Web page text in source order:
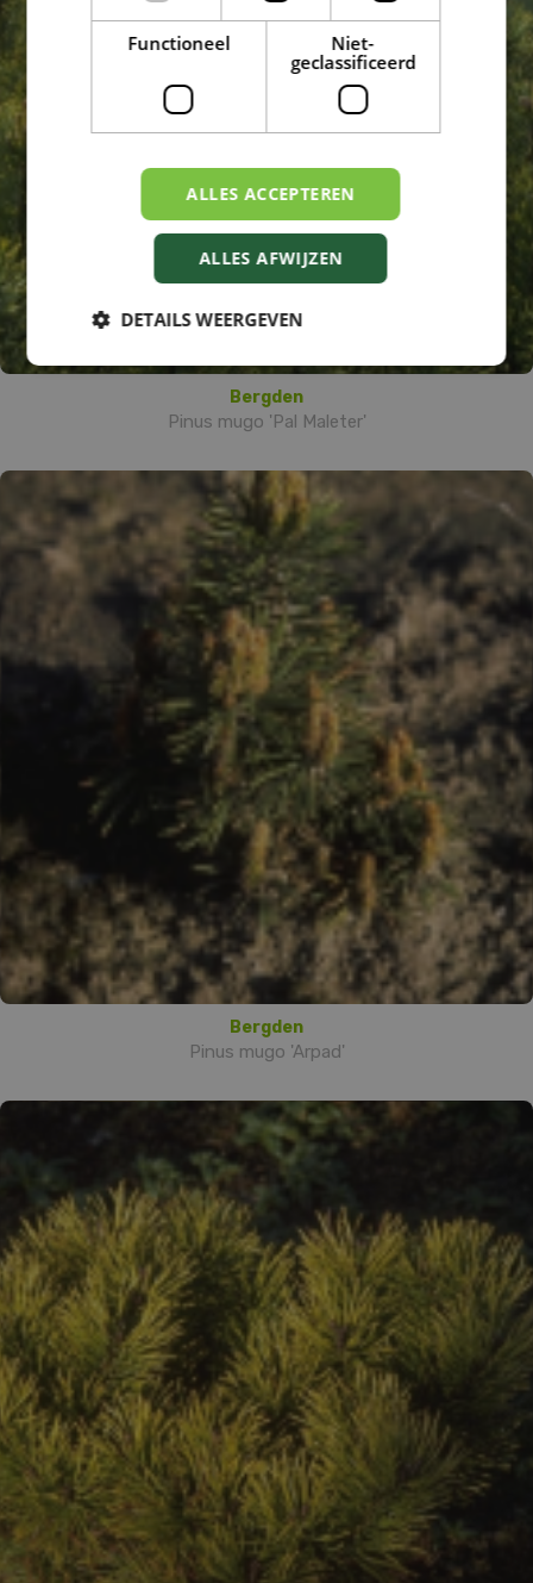
Bergden
Pinus mugo 'Pal Maleter'
Bergden
Pinus mugo 'Arpad'
Functioneel
Niet-
geclassificeerd
ALLES ACCEPTEREN
ALLES AFWIJZEN
DETAILS WEERGEVEN